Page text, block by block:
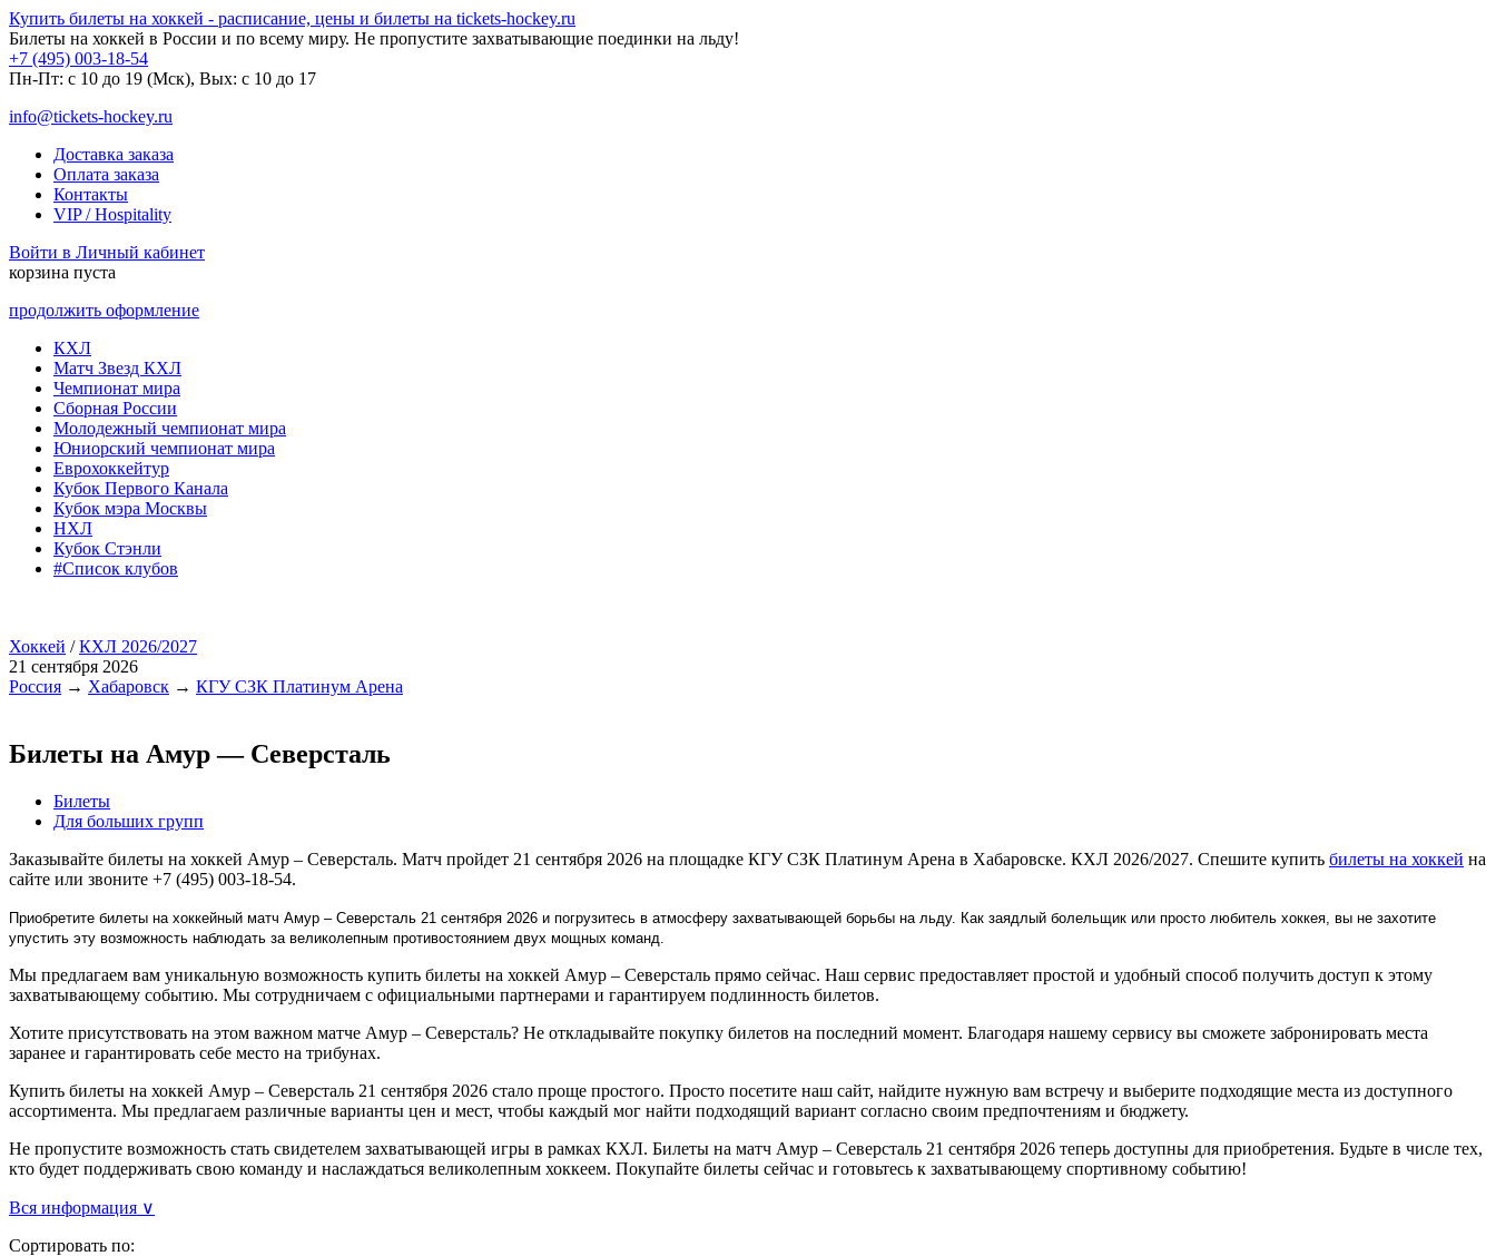
Купить билеты на хоккей - расписание, цены и билеты на tickets-hockey.ru
Билеты на хоккей в России и по всему миру. Не пропустите захватывающие поединки на льду!
+7 (495) 003-18-54
Пн-Пт: c 10 до 19 (Мск), Вых: с 10 до 17
info@tickets-hockey.ru
Доставка заказа
Оплата заказа
Контакты
VIP / Hospitality
Войти в Личный кабинет
корзина пуста
продолжить оформление
КХЛ
Матч Звезд КХЛ
Чемпионат мира
Сборная России
Молодежный чемпионат мира
Юниорский чемпионат мира
Еврохоккейтур
Кубок Первого Канала
Кубок мэра Москвы
НХЛ
Кубок Стэнли
#Список клубов
Хоккей /КХЛ 2026/2027
21 сентября 2026
Россия → Хабаровск → КГУ СЗК Платинум Арена
Билеты на Амур — Северсталь
Билеты
Для больших групп
Заказывайте билеты на хоккей Амур – Северсталь. Матч пройдет 21 сентября 2026 на площадке КГУ СЗК Платинум Арена в Хабаровске. КХЛ 2026/2027. Спешите купить билеты на хоккей на
сайте или звоните +7 (495) 003-18-54.
Приобретите билеты на хоккейный матч Амур – Северсталь 21 сентября 2026 и погрузитесь в атмосферу захватывающей борьбы на льду. Как заядлый болельщик или просто любитель хоккея, вы не захотите
упустить эту возможность наблюдать за великолепным противостоянием двух мощных команд.
Мы предлагаем вам уникальную возможность купить билеты на хоккей Амур – Северсталь прямо сейчас. Наш сервис предоставляет простой и удобный способ получить доступ к этому
захватывающему событию. Мы сотрудничаем с официальными партнерами и гарантируем подлинность билетов.
Хотите присутствовать на этом важном матче Амур – Северсталь? Не откладывайте покупку билетов на последний момент. Благодаря нашему сервису вы сможете забронировать места
заранее и гарантировать себе место на трибунах.
Купить билеты на хоккей Амур – Северсталь 21 сентября 2026 стало проще простого. Просто посетите наш сайт, найдите нужную вам встречу и выберите подходящие места из доступного
ассортимента. Мы предлагаем различные варианты цен и мест, чтобы каждый мог найти подходящий вариант согласно своим предпочтениям и бюджету.
Не пропустите возможность стать свидетелем захватывающей игры в рамках КХЛ. Билеты на матч Амур – Северсталь 21 сентября 2026 теперь доступны для приобретения. Будьте в числе тех,
кто будет поддерживать свою команду и наслаждаться великолепным хоккеем. Покупайте билеты сейчас и готовьтесь к захватывающему спортивному событию!
Вся информация ∨
Сортировать по: